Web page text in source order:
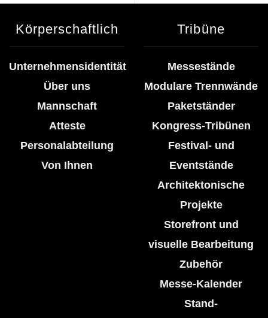
Körperschaftlich
Unternehmensidentität
Über uns
Mannschaft
Atteste
Personalabteilung
Von Ihnen
Tribüne
Messestände
Modulare Trennwände
Paketständer
Kongress-Tribünen
Festival- und
Eventstände
Architektonische
Projekte
Storefront und
visuelle Bearbeitung
Zubehör
Messe-Kalender
Stand-